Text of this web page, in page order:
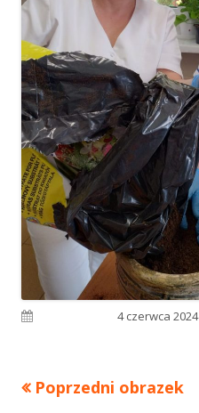
Opublikowano4 czerwca 2024
Poprzedni obrazek